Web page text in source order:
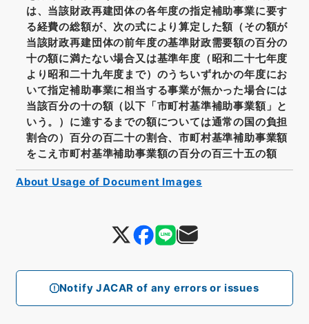
Notify JACAR of any errors or issues
は、当該財政再建団体の各年度の指定補助事業に要す
る経費の総額が、次の式により算定した額（その額が
当該財政再建団体の前年度の基準財政需要額の百分の
十の額に満たない場合又は基準年度（昭和二十七年度
より昭和二十九年度まで）のうちいずれかの年度にお
いて指定補助事業に相当する事業が無かった場合には
当該百分の十の額（以下「市町村基準補助事業額」と
いう。）に達するまでの額については通常の国の負担
割合の）百分の百二十の割合、市町村基準補助事業額
をこえ市町村基準補助事業額の百分の百三十五の額
About Usage of Document Images